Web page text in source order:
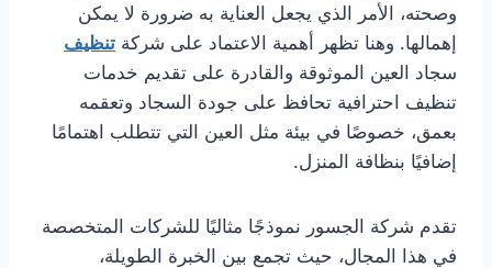
وصحته، الأمر الذي يجعل العناية به ضرورة لا يمكن
إهمالها. وهنا تظهر أهمية الاعتماد على شركة تنظيف
سجاد العين الموثوقة والقادرة على تقديم خدمات
تنظيف احترافية تحافظ على جودة السجاد وتعقمه
بعمق، خصوصًا في بيئة مثل العين التي تتطلب اهتمامًا
إضافيًا بنظافة المنزل.
تقدم شركة الجسور نموذجًا مثاليًا للشركات المتخصصة
في هذا المجال، حيث تجمع بين الخبرة الطويلة،